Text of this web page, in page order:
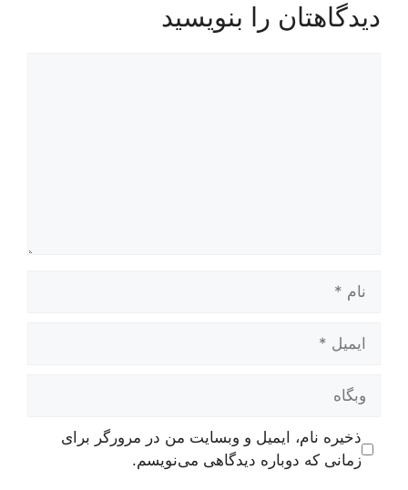
دیدگاهتان را بنویسید
ایمیل
وبگاه
ذخیره نام، ایمیل و وبسایت من در مرورگر برای
زمانی که دوباره دیدگاهی می‌نویسم.